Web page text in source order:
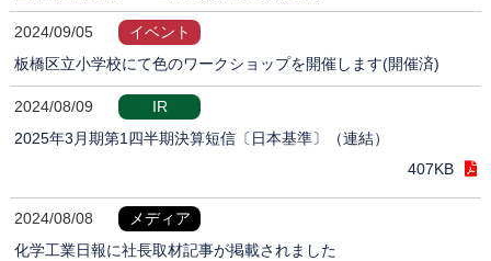
2024/09/05
イベント
板橋区立小学校にて色のワークショップを開催します(開催済)
2024/08/09
IR
2025年3月期第1四半期決算短信〔日本基準〕（連結）
407KB
2024/08/08
メディア
化学工業日報に社長取材記事が掲載されました